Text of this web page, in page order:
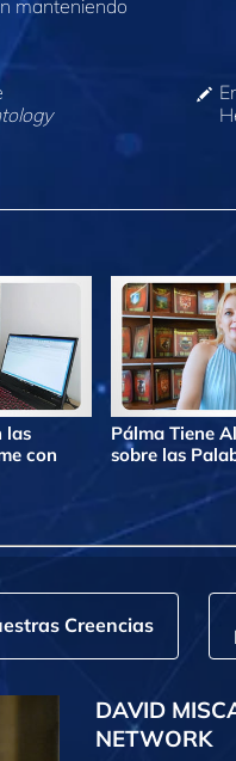
manteniendo
las
con
Pálma Tiene
sobre las
Creencias
DAVID
NETWORK